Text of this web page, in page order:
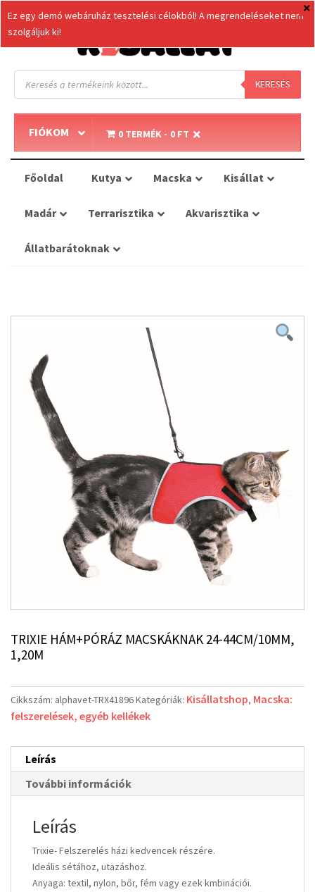
Products
search KERESÉS
FIÓKOM 0 TERMÉK 0 FT
Főoldal Kutya Macska Kisállat
Madár Terrarisztika Akvarisztika
Állatbarátoknak
TRIXIE HÁM+PÓRÁZ MACSKÁKNAK 24-44CM/10MM,
1,20M
Cikkszám: alphavet-TRX41896Kategóriák: Kisállatshop, Macska:
felszerelések, egyéb kellékek
Leírás
További információk
Leírás
Trixie- Felszerelés házi kedvencek részére.
Ideális sétához, utazáshoz.
Anyaga: textil, nylon, bőr, fém vagy ezek kmbinációi.
Ez egy demó webáruház tesztelési célokból! A megrendeléseket nem
szolgáljuk ki!